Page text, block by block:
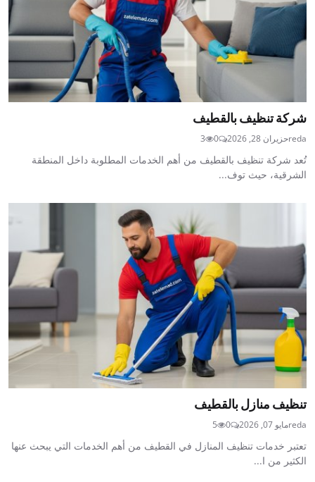
شركة تنظيف بالقطيف
redaحزيران 28, 2026 0
3
تُعد شركة تنظيف بالقطيف من أهم الخدمات المطلوبة داخل المنطقة
الشرقية، حيث توف...
تنظيف منازل بالقطيف
redaمايو 07, 2026 0
5
تعتبر خدمات تنظيف المنازل في القطيف من أهم الخدمات التي يبحث عنها
الكثير من ا...